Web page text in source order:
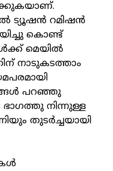
ട്യൂഷൻ റമിഷൻ
കൊണ്ട്
മെയിൽ
നാടുകടത്താം
പറഞ്ഞു
നിന്നുള്ള
തുടർച്ചയായി